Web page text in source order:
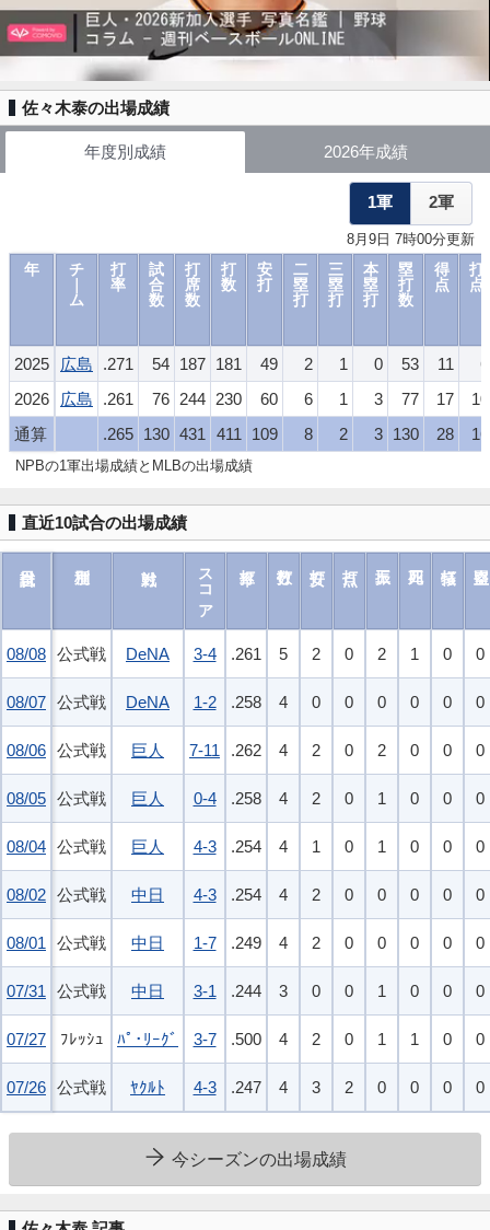
佐々木泰の出場成績
年度別成績 2026年成績
1軍 2軍
8月9日 7時00分更新
年
2025
2026
通算
チ
ム
打
率
試
合
数
打
席
数
打
数
安
打
二
塁
打
三
塁
打
本
塁
打
塁
打
数
得
点
打
点
広島 .271 54 187 181 49 2 1 0 53 11
6
広島
.261 76 244 230 60 6 1 3 77 17
10
.265 130 431 411 109 8 2 3 130 28 16
NPBの1軍出場成績とMLBの出場成績
直近10試合の出場成績
08/08
08/07
08/06
08/05
08/04
08/02
08/01
07/31
07/27
07/26
スコア
08/08 公式戦 DeNA 3-4 .261 5 2 0 2 1 0 0
08/07 公式戦 DeNA 1-2 .258 4 0 0 0 0 0 0
08/06 公式戦 巨人 7-11 .262 4 2 0 2 0 0 0
08/05 公式戦 巨人 0-4 .258 4 2 0 1 0 0 0
08/04 公式戦 巨人 4-3 .254 4 1 0 1 0 0 0
08/02 公式戦 中日 4-3 .254 4 2 0 0 0 0 0
08/01 公式戦 中日 1-7 .249 4 2 0 0 0 0 0
07/31 公式戦 中日 3-1 .244 3 0 0 1 0 0 0
07/27 ﾌﾚｯｼｭ ﾊﾟ･ﾘｰｸﾞ 3-7 .500 4 2 0 1 1 0 0
07/26 公式戦 ﾔｸﾙﾄ 4-3 .247 4 3 2 0 0 0 0
今シーズンの出場成績